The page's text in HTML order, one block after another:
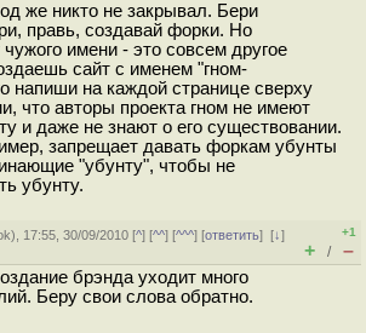
же никто не закрывал. Бери
правь, создавай форки. Но
чужого имени - это совсем другое
сайт с именем "гном-
напиши на каждой странице сверху
что авторы проекта гном не имеют
и даже не знают о его существовании.
запрещает давать форкам убунты
"убунту", чтобы не
убунту.
), 17:55, 30/09/2010 [^] [^^] [^^^] [ответить][↓]
+1
+ / –
брэнда уходит много
Беру свои слова обратно.